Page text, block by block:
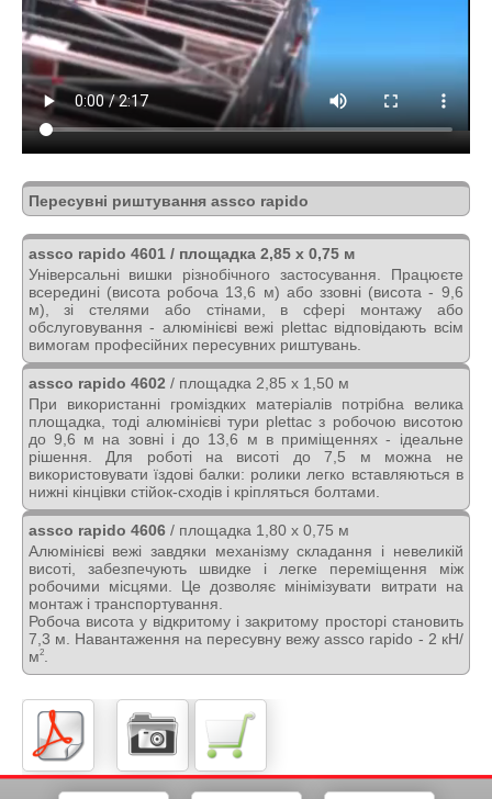
Пересувні риштування assco rapido
assco rapido 4601 / площадка 2,85 х 0,75 м
Універсальні вишки різнобічного застосування. Працюєте
всередині (висота робоча 13,6 м) або ззовні (висота - 9,6
м), зі стелями або стінами, в сфері монтажу або
обслуговування - алюмінієві вежі plettac відповідають всім
вимогам професійних пересувних риштувань.
assco rapido 4602 / площадка 2,85 х 1,50 м
При використанні громіздких матеріалів потрібна велика
площадка, тоді алюмінієві тури plettac з робочою висотою
до 9,6 м на зовні і до 13,6 м в приміщеннях - ідеальне
рішення. Для роботі на висоті до 7,5 м можна не
використовувати їздові балки: ролики легко вставляються в
нижні кінцівки стійок-сходів і кріпляться болтами.
assco rapido 4606/ площадка 1,80 х 0,75 м
Алюмінієві вежі завдяки механізму складання і невеликій
висоті, забезпечують швидке і легке переміщення між
робочими місцями. Це дозволяє мінімізувати витрати на
монтаж і транспортування.
Робоча висота у відкритому і закритому просторі становить
7,3 м. Навантаження на пересувну вежу assco rapido - 2 кН/
м2.